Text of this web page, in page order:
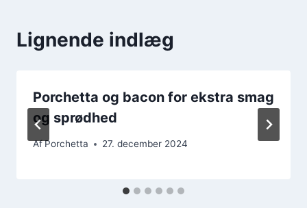
Lignende indlæg
Porchetta og bacon for ekstra smag
og sprødhed
AfPorchetta 27. december 2024